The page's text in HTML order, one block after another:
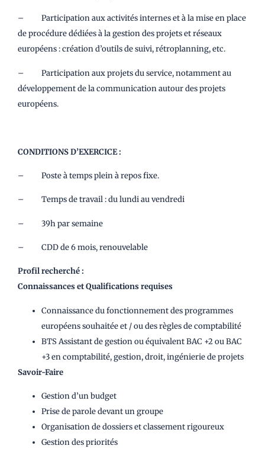
– Participation aux activités internes et à la mise en place
de procédure dédiées à la gestion des projets et réseaux
européens : création d’outils de suivi, rétroplanning, etc.
– Participation aux projets du service, notamment au
développement de la communication autour des projets
européens.
CONDITIONS D’EXERCICE :
– Poste à temps plein à repos fixe.
– Temps de travail : du lundi au vendredi
– 39h par semaine
– CDD de 6 mois, renouvelable
Profil recherché :
Connaissances et Qualifications requises
Connaissance du fonctionnement des programmes
européens souhaitée et / ou des règles de comptabilité
BTS Assistant de gestion ou équivalent BAC +2 ou BAC
+3 en comptabilité, gestion, droit, ingénierie de projets
Savoir-Faire
Gestion d’un budget
Prise de parole devant un groupe
Organisation de dossiers et classement rigoureux
Gestion des priorités